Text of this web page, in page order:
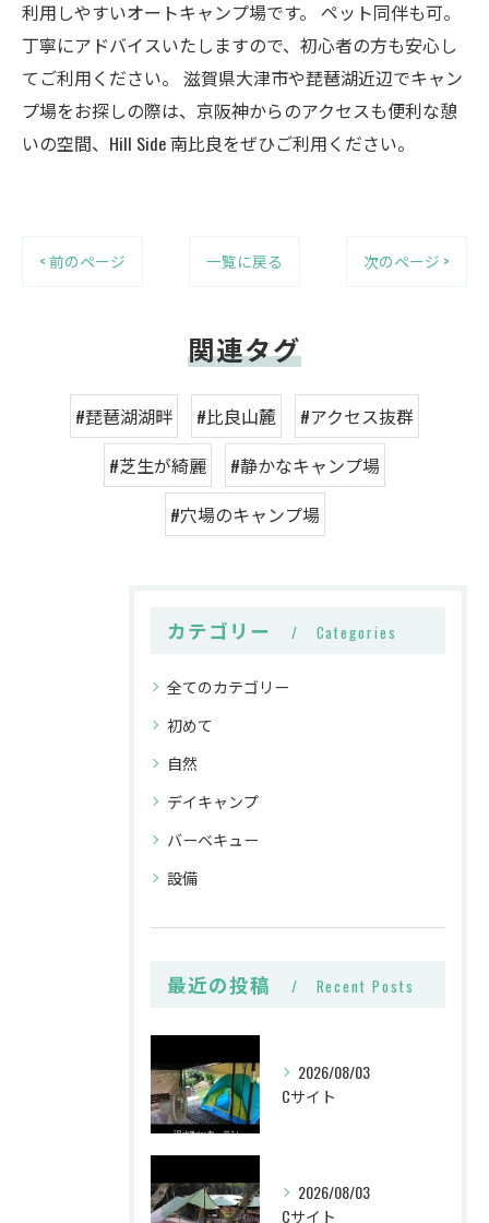
利用しやすいオートキャンプ場です。 ペット同伴も可。
丁寧にアドバイスいたしますので、初心者の方も安心し
てご利用ください。 滋賀県大津市や琵琶湖近辺でキャン
プ場をお探しの際は、京阪神からのアクセスも便利な憩
いの空間、Hill Side 南比良をぜひご利用ください。
< 前のページ 一覧に戻る 次のページ >
関連タグ
#琵琶湖湖畔 #比良山麓
#アクセス抜群
#芝生が綺麗
#静かなキャンプ場
#穴場のキャンプ場
カテゴリー Categories
全てのカテゴリー
初めて
自然
デイキャンプ
バーベキュー
設備
最近の投稿 Recent Posts
2026/08/03
Cサイト
2026/08/03
Cサイト